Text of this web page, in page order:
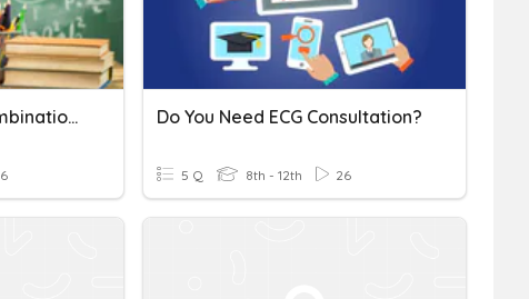
Sec 2 ECG Subject Combination Talk
6
Do You Need ECG Consultation?
5 Q 8th - 12th 26